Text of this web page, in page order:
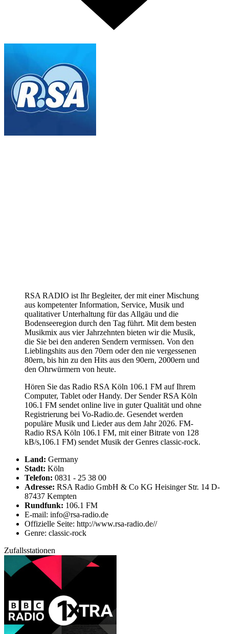
RSA RADIO ist Ihr Begleiter, der mit einer Mischung
aus kompetenter Information, Service, Musik und
qualitativer Unterhaltung für das Allgäu und die
Bodenseeregion durch den Tag führt. Mit dem besten
Musikmix aus vier Jahrzehnten bieten wir die Musik,
die Sie bei den anderen Sendern vermissen. Von den
Lieblingshits aus den 70ern oder den nie vergessenen
80ern, bis hin zu den Hits aus den 90ern, 2000ern und
den Ohrwürmern von heute.
Hören Sie das Radio RSA Köln 106.1 FM auf Ihrem
Computer, Tablet oder Handy. Der Sender RSA Köln
106.1 FM sendet online live in guter Qualität und ohne
Registrierung bei Vo-Radio.de. Gesendet werden
populäre Musik und Lieder aus dem Jahr 2026. FM-
Radio RSA Köln 106.1 FM, mit einer Bitrate von 128
kB/s,106.1 FM) sendet Musik der Genres classic-rock.
Land: Germany
Stadt: Köln
Telefon: 0831 - 25 38 00
Adresse: RSA Radio GmbH & Co KG Heisinger Str. 14 D-
87437 Kempten
Rundfunk: 106.1 FM
E-mail: info@rsa-radio.de
Offizielle Seite: http://www.rsa-radio.de//
Genre: classic-rock
Zufallsstationen